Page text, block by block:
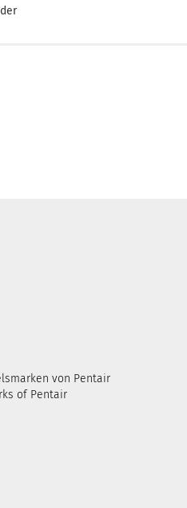
von Pentair
of Pentair